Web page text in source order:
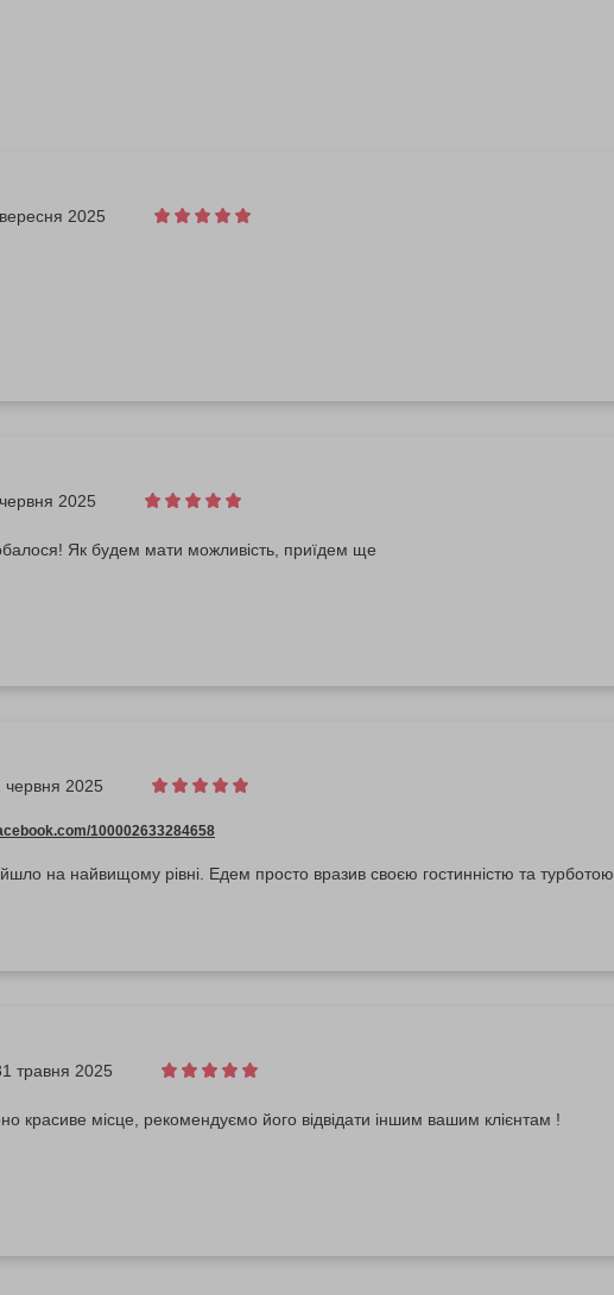
2025
2025
Як будем мати можливість, приїдем ще
червня 2025
100002633284658
на найвищому рівні. Едем просто вразив своєю гостинністю та турботою
травня 2025
красиве місце, рекомендуємо його відвідати іншим вашим клієнтам !